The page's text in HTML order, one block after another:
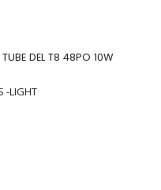
DEL T8 48PO 10W
-LIGHT